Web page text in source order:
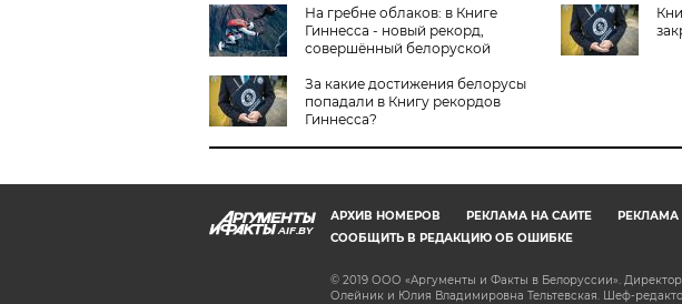
На гребне облаков: в Книге
Гиннесса - новый рекорд,
совершённый белоруской
За какие достижения белорусы
попадали в Книгу рекордов
Гиннесса?
AIF.BY
АРХИВ НОМЕРОВ РЕКЛАМА НА САЙТЕ РЕКЛАМА
СООБЩИТЬ В РЕДАКЦИЮ ОБ ОШИБКЕ
© 2019 ООО «Аргументы и Факты в Белоруссии».
Олейник и Юлия Владимировна Тельтевская. Шеф-